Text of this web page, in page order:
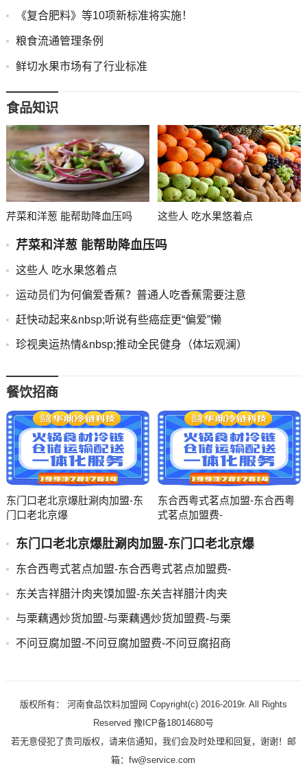
《复合肥料》等10项新标准将实施！
粮食流通管理条例
鲜切水果市场有了行业标准
食品知识
芹菜和洋葱 能帮助降血压吗 这些人 吃水果悠着点
芹菜和洋葱 能帮助降血压吗
这些人 吃水果悠着点
运动员们为何偏爱香蕉？普通人吃香蕉需要注意
赶快动起来&nbsp;听说有些癌症更“偏爱”懒
珍视奥运热情&nbsp;推动全民健身（体坛观澜）
餐饮招商
东门口老北京爆肚涮肉加盟-东
门口老北京爆
东合西粤式茗点加盟-东合西粤
式茗点加盟费-
东门口老北京爆肚涮肉加盟-东门口老北京爆
东合西粤式茗点加盟-东合西粤式茗点加盟费-
东关吉祥腊汁肉夹馍加盟-东关吉祥腊汁肉夹
与栗藕遇炒货加盟-与栗藕遇炒货加盟费-与栗
不问豆腐加盟-不问豆腐加盟费-不问豆腐招商
版权所有： 河南食品饮料加盟网 Copyright(c) 2016-2019r. All Rights
Reserved 豫ICP备18014680号
若无意侵犯了贵司版权，请来信通知，我们会及时处理和回复，谢谢！邮
箱：fw@service.com